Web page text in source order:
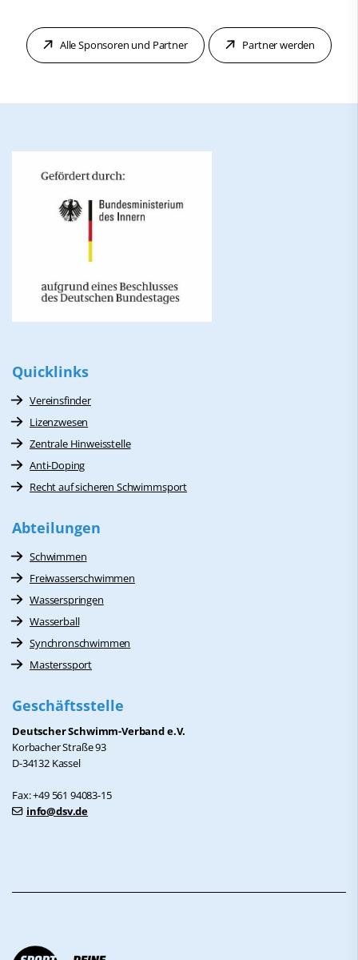
Alle Sponsoren und Partner Partner werden
Quicklinks
Vereinsfinder
Lizenzwesen
Zentrale Hinweisstelle
Anti-Doping
Recht auf sicheren Schwimmsport
Abteilungen
Schwimmen
Freiwasserschwimmen
Wasserspringen
Wasserball
Synchronschwimmen
Masterssport
Geschäftsstelle
Deutscher Schwimm-Verband e.V.
Korbacher Straße 93
D-34132 Kassel
Fax: +49 561 94083-15
info@dsv.de